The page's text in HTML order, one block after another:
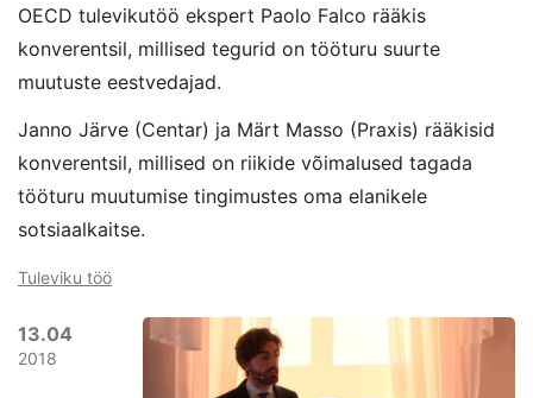
OECD tulevikutöö ekspert Paolo Falco rääkis
konverentsil, millised tegurid on tööturu suurte
muutuste eestvedajad.
Janno Järve (Centar) ja Märt Masso (Praxis) rääkisid
konverentsil, millised on riikide võimalused tagada
tööturu muutumise tingimustes oma elanikele
sotsiaalkaitse.
Tuleviku töö
13.04
2018